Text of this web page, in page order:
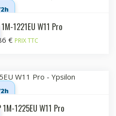
1221EU W11 Pro
€ PRIX TTC
1M-1225EU W11 Pro